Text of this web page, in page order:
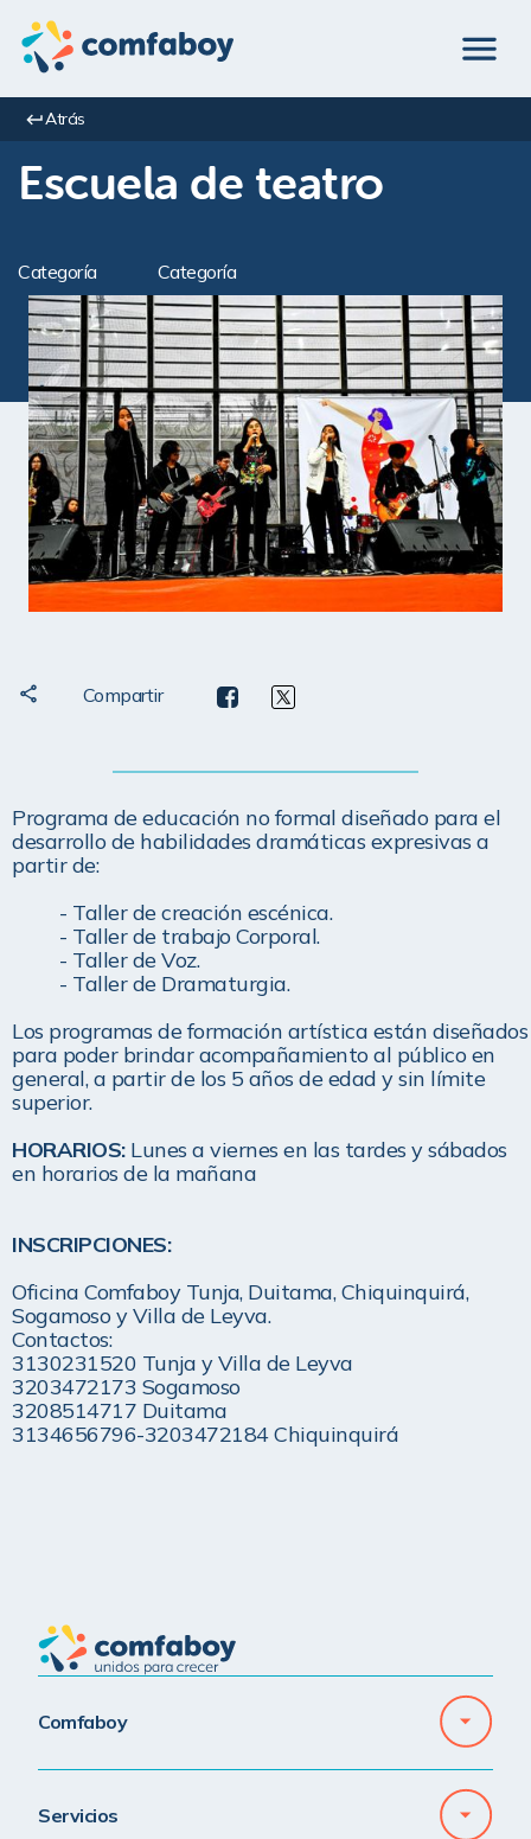
Atrás
Escuela de teatro
Categoría Categoría
Compartir
Programa de educación no formal diseñado para el
desarrollo de habilidades dramáticas expresivas a
partir de:
- Taller de creación escénica.
- Taller de trabajo Corporal.
- Taller de Voz.
- Taller de Dramaturgia.
Los programas de formación artística están diseñados
para poder brindar acompañamiento al público en
general, a partir de los 5 años de edad y sin límite
superior.
HORARIOS: Lunes a viernes en las tardes y sábados
en horarios de la mañana
INSCRIPCIONES:
Oficina Comfaboy Tunja, Duitama, Chiquinquirá,
Sogamoso y Villa de Leyva.
Contactos:
3130231520 Tunja y Villa de Leyva
3203472173 Sogamoso
3208514717 Duitama
Comfaboy
Servicios